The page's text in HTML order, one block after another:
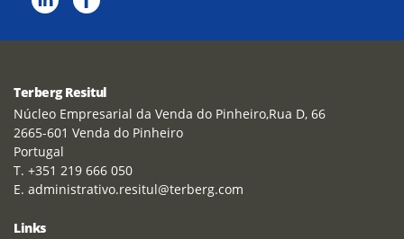
Terberg Resitul
Núcleo Empresarial da Venda do Pinheiro,Rua D, 66
2665-601 Venda do Pinheiro
Portugal
T. +351 219 666 050
E. administrativo.resitul@terberg.com
Links